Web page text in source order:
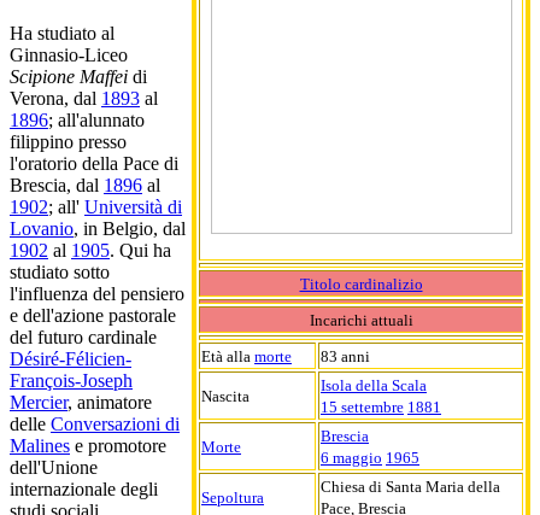
Titolo cardinalizio
Incarichi attuali
Età alla morte 83 anni
Nascita
Isola della Scala
15 settembre 1881
Morte
Brescia
6 maggio 1965
Sepoltura
Chiesa di Santa Maria della
Pace, Brescia
Ha studiato al
Ginnasio-Liceo
Scipione Maffei di
Verona, dal 1893 al
1896; all'alunnato
filippino presso
l'oratorio della Pace di
Brescia, dal 1896 al
1902; all' Università di
Lovanio, in Belgio, dal
1902 al 1905. Qui ha
studiato sotto
l'influenza del pensiero
e dell'azione pastorale
del futuro cardinale
Désiré-Félicien-
François-Joseph
Mercier, animatore
delle Conversazioni di
Malines e promotore
dell'Unione
internazionale degli